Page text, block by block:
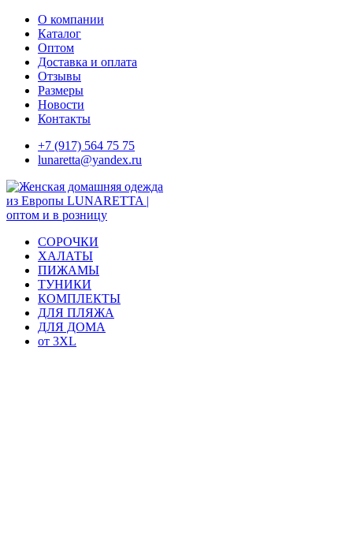
Skip
content
О компании
Каталог
Оптом
Доставка и оплата
Отзывы
Размеры
Новости
Контакты
+7 (917) 564 75 75
lunaretta@yandex.ru
СОРОЧКИ
ХАЛАТЫ
ПИЖАМЫ
ТУНИКИ
КОМПЛЕКТЫ
ДЛЯ ПЛЯЖА
ДЛЯ ДОМА
от 3XL